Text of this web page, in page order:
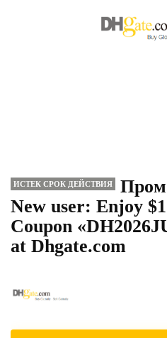
ИСТЕК СРОК ДЕЙСТВИЯ
New user: Enjoy
Coupon
at Dhgate.com